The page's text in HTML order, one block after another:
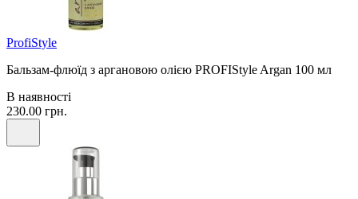
ProfiStyle
Бальзам-флюїд з аргановою олією PROFIStyle Argan 100 мл
В наявності
230.00 грн.